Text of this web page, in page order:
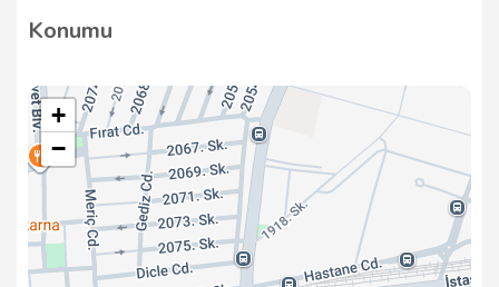
bulunmaktadır, böylece baklavalarımızı yerinde
Konumu
+
−